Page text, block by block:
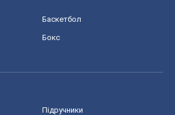
Баскетбол
Бокс
Підручники